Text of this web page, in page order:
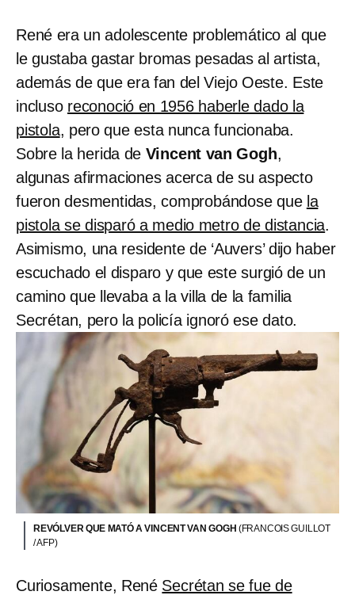
René era un adolescente problemático al que
le gustaba gastar bromas pesadas al artista,
además de que era fan del Viejo Oeste. Este
incluso reconoció en 1956 haberle dado la
pistola, pero que esta nunca funcionaba.
Sobre la herida de Vincent van Gogh,
algunas afirmaciones acerca de su aspecto
fueron desmentidas, comprobándose que la
pistola se disparó a medio metro de distancia.
Asimismo, una residente de ‘Auvers’ dijo haber
escuchado el disparo y que este surgió de un
camino que llevaba a la villa de la familia
Secrétan, pero la policía ignoró ese dato.
REVÓLVER QUE MATÓ A VINCENT VAN GOGH (FRANCOIS GUILLOT
/ AFP)
Curiosamente, René Secrétan se fue de